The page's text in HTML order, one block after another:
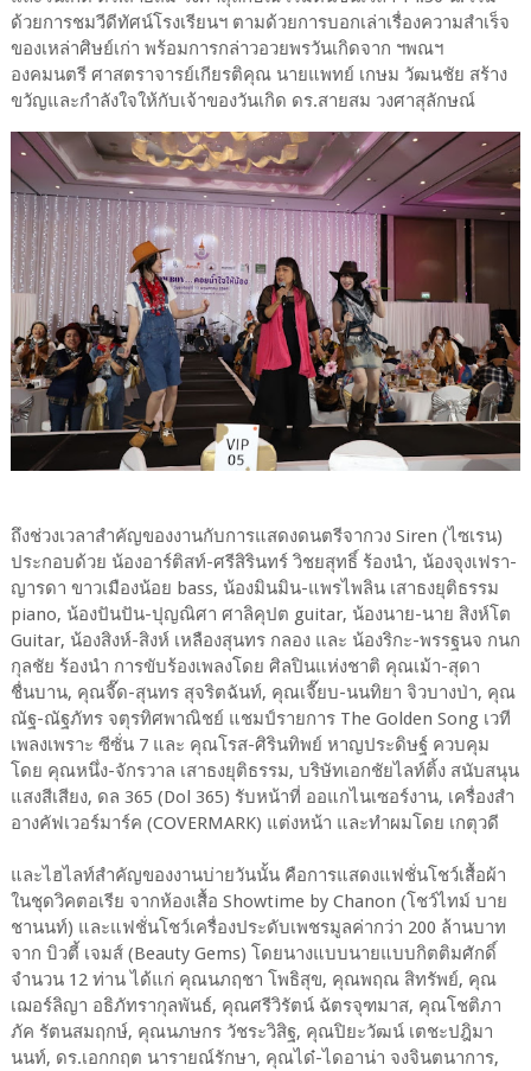
ด้วยการชมวีดีทัศน์โรงเรียนฯ ตามด้วยการบอกเล่าเรื่องความสำเร็จ
ของเหล่าศิษย์เก่า พร้อมการกล่าวอวยพรวันเกิดจาก ฯพณฯ
องคมนตรี ศาสตราจารย์เกียรติคุณ นายแพทย์ เกษม วัฒนชัย สร้าง
ขวัญและกำลังใจให้กับเจ้าของวันเกิด ดร.สายสม วงศาสุลักษณ์
ถึงช่วงเวลาสำคัญของงานกับการแสดงดนตรีจากวง Siren (ไซเรน)
ประกอบด้วย น้องอาร์ติสท์-ศรีสิรินทร์ วิชยสุทธิ์ ร้องนำ, น้องจุงเฟรา-
ญารดา ขาวเมืองน้อย bass, น้องมินมิน-แพรไพลิน เสาธงยุติธรรม
piano, น้องปันปัน-ปุญณิศา ศาลิคุปต guitar, น้องนาย-นาย สิงห์โต
Guitar, น้องสิงห์-สิงห์ เหลืองสุนทร กลอง และ น้องริกะ-พรรฐนจ กนก
กุลชัย ร้องนำ การขับร้องเพลงโดย ศิลปินแห่งชาติ คุณเม้า-สุดา
ชื่นบาน, คุณจี๊ด-สุนทร สุจริตฉันท์, คุณเจี๊ยบ-นนทิยา จิวบางป่า, คุณ
ณัฐ-ณัฐภัทร จตุรทิศพาณิชย์ แชมป์รายการ The Golden Song เวที
เพลงเพราะ ซีซั่น 7 และ คุณโรส-ศิรินทิพย์ หาญประดิษฐ์ ควบคุม
โดย คุณหนึ่ง-จักรวาล เสาธงยุติธรรม, บริษัทเอกชัยไลท์ติ้ง สนับสนุน
แสงสีเสียง, ดล 365 (Dol 365) รับหน้าที่ ออแกไนเซอร์งาน, เครื่องสำ
อางคัฟเวอร์มาร์ค (COVERMARK) แต่งหน้า และทำผมโดย เกตุวดี
และไฮไลท์สำคัญของงานบ่ายวันนั้น คือการแสดงแฟชั่นโชว์เสื้อผ้า
ในชุดวิคตอเรีย จากห้องเสื้อ Showtime by Chanon (โชว์ไทม์ บาย
ชานนท์) และแฟชั่นโชว์เครื่องประดับเพชรมูลค่ากว่า 200 ล้านบาท
จาก บิวตี้ เจมส์ (Beauty Gems) โดยนางแบบนายแบบกิตติมศักดิ์
จำนวน 12 ท่าน ได้แก่ คุณนภฤชา โพธิสุข, คุณพฤณ สิทรัพย์, คุณ
เฌอร์ลิญา อธิภัทรากุลพันธ์, คุณศรีวิรัตน์ ฉัตรจุฑมาส, คุณโชติภา
ภัค รัตนสมฤกษ์, คุณนภษกร วัชระวิสิฐ, คุณปิยะวัฒน์ เตชะปฎิมา
นนท์, ดร.เอกกฤต นารายณ์รักษา, คุณได๋-ไดอาน่า จงจินตนาการ,